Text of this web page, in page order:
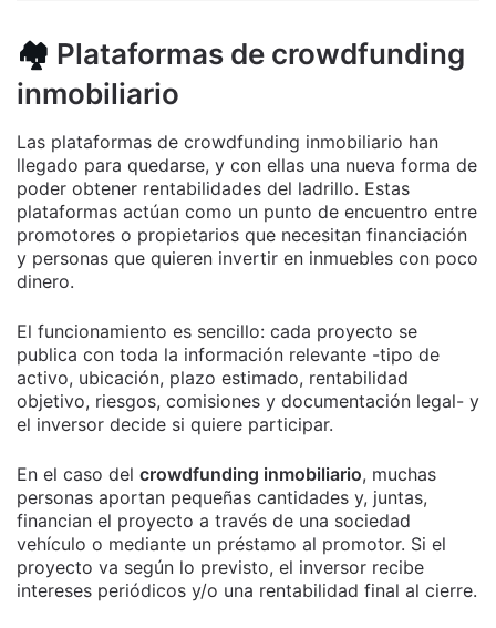
🏘️ Plataformas de crowdfunding
inmobiliario
Las plataformas de crowdfunding inmobiliario han
llegado para quedarse, y con ellas una nueva forma de
poder obtener rentabilidades del ladrillo. Estas
plataformas actúan como un punto de encuentro entre
promotores o propietarios que necesitan financiación
y personas que quieren invertir en inmuebles con poco
dinero.
El funcionamiento es sencillo: cada proyecto se
publica con toda la información relevante -tipo de
activo, ubicación, plazo estimado, rentabilidad
objetivo, riesgos, comisiones y documentación legal- y
el inversor decide si quiere participar.
En el caso del crowdfunding inmobiliario, muchas
personas aportan pequeñas cantidades y, juntas,
financian el proyecto a través de una sociedad
vehículo o mediante un préstamo al promotor. Si el
proyecto va según lo previsto, el inversor recibe
intereses periódicos y/o una rentabilidad final al cierre.